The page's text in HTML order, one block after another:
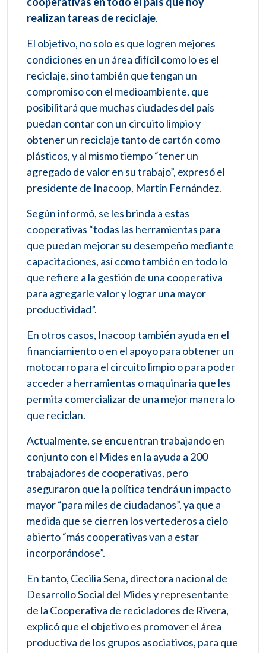
realizan tareas de reciclaje.
El objetivo, no solo es que logren mejores
condiciones en un área difícil como lo es el
reciclaje, sino también que tengan un
compromiso con el medioambiente, que
posibilitará que muchas ciudades del país
puedan contar con un circuito limpio y
obtener un reciclaje tanto de cartón como
plásticos, y al mismo tiempo “tener un
agregado de valor en su trabajo”, expresó el
presidente de Inacoop, Martín Fernández.
Según informó, se les brinda a estas
cooperativas “todas las herramientas para
que puedan mejorar su desempeño mediante
capacitaciones, así como también en todo lo
que refiere a la gestión de una cooperativa
para agregarle valor y lograr una mayor
productividad”.
En otros casos, Inacoop también ayuda en el
financiamiento o en el apoyo para obtener un
motocarro para el circuito limpio o para poder
acceder a herramientas o maquinaria que les
permita comercializar de una mejor manera lo
que reciclan.
Actualmente, se encuentran trabajando en
conjunto con el Mides en la ayuda a 200
trabajadores de cooperativas, pero
aseguraron que la política tendrá un impacto
mayor “para miles de ciudadanos”, ya que a
medida que se cierren los vertederos a cielo
abierto “más cooperativas van a estar
incorporándose”.
En tanto, Cecilia Sena, directora nacional de
Desarrollo Social del Mides y representante
de la Cooperativa de recicladores de Rivera,
explicó que el objetivo es promover el área
productiva de los grupos asociativos, para que